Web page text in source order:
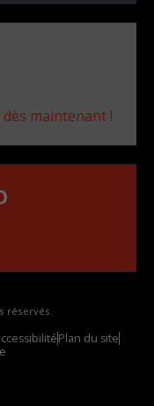
maintenant !
réservés.
Plan du site